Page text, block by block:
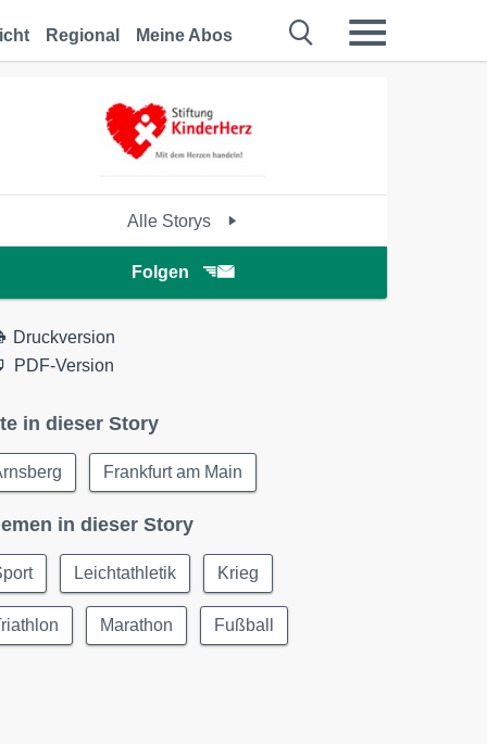
Regional Meine Abos
Alle Storys
Folgen
Druckversion
PDF-Version
in dieser Story
Frankfurt am Main
in dieser Story
Leichtathletik Krieg
Marathon Fußball